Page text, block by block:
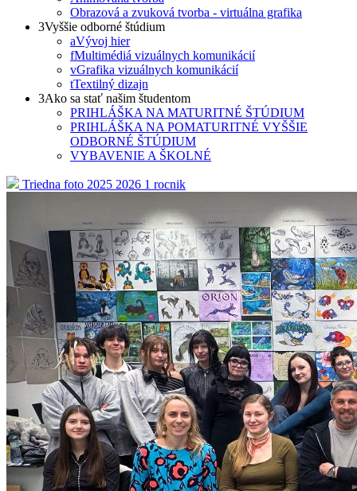
Obrazová a zvuková tvorba - virtuálna grafika
3Vyššie odborné štúdium
aVývoj hier
fMultimédiá vizuálnych komunikácií
vGrafika vizuálnych komunikácií
tTextilný dizajn
3Ako sa stať našim študentom
PRIHLÁŠKA NA MATURITNÉ ŠTÚDIUM
PRIHLÁŠKA NA POMATURITNÉ VYŠŠIE
ODBORNÉ ŠTÚDIUM
VYBAVENIE A ŠKOLNÉ
Triedna foto 2025 2026 1 rocnik